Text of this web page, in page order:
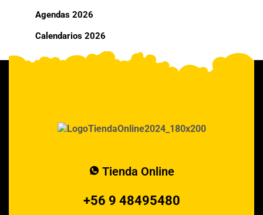
Agendas 2026
Calendarios 2026
Tienda Online
+56 9 48495480